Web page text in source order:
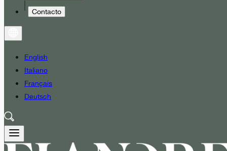
Contacto
English
Italiano
Français
Deutsch